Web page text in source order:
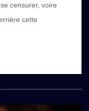
censurer, voire
cette